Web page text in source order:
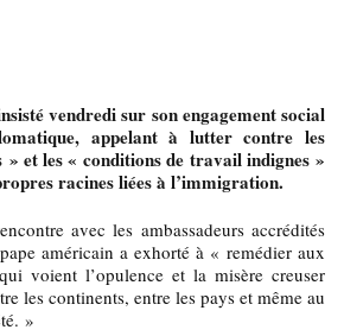
vendredi sur son engagement social
appelant à lutter contre les
» et les « conditions de travail indignes »
racines liées à l’immigration.
avec les ambassadeurs accrédités
américain a exhorté à « remédier aux
voient l’opulence et la misère creuser
les continents, entre les pays et même au
»